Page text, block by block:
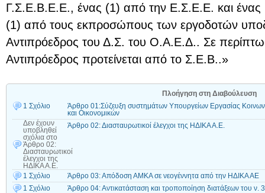
Γ.Σ.Ε.Β.Ε.Ε., ένας (1) από την Ε.Σ.Ε.Ε. και
(1) από τους εκπροσώπους των εργοδοτών
Αντιπρόεδρος του Δ.Σ. του Ο.Α.Ε.Δ.. Σε
Αντιπρόεδρος προτείνεται από το Σ.Ε.Β..»
Πλοήγηση στη Διαβούλευση
1 Σχόλιο
Άρθρο 01:Σύζευξη συστημάτων Υπουργείων Εργασίας
και Οικονομικών
Δεν έχουν
υποβληθεί
σχόλια στο
Άρθρο 02:
Διασταυρωτικοί
έλεγχοι της
ΗΔΙΚΑ Α.Ε.
Άρθρο 02: Διασταυρωτικοί έλεγχοι της ΗΔΙΚΑ Α.Ε.
1 Σχόλιο
Άρθρο 03: Απόδοση ΑΜΚΑ σε νεογέννητα από την ΗΔΙΚΑ ΑΕ
1 Σχόλιο
Άρθρο 04: Αντικατάσταση και τροποποίηση διατάξεων του ν.